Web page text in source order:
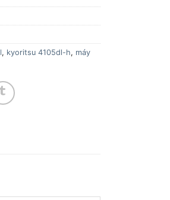
, kyoritsu 4105dl-h, máy